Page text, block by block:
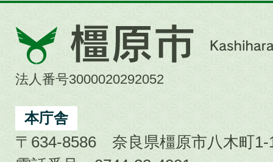
橿
原
市
City
法人番号3000020292052
本庁舎
〒634-8586 奈良県橿原市八木町1-